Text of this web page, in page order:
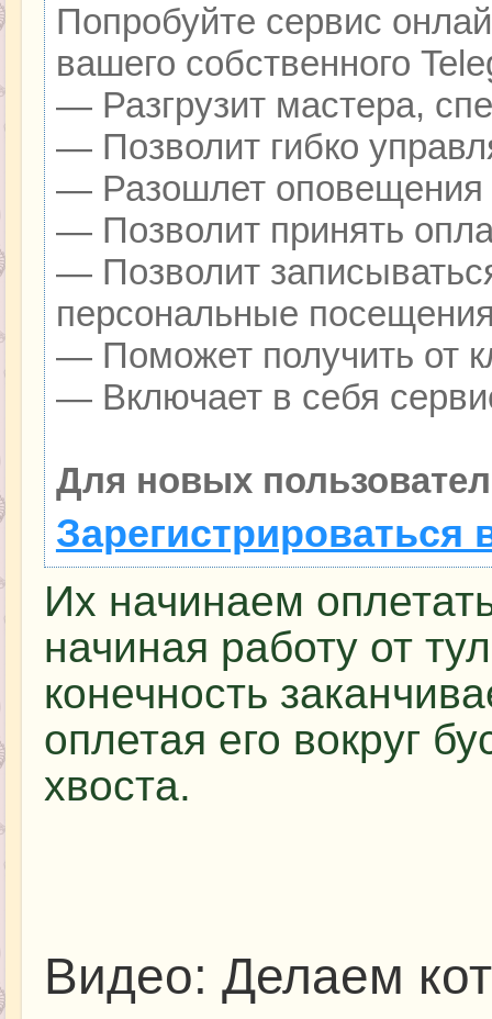
Попробуйте сервис
вашего собственного
— Разгрузит мастера,
— Позволит гибко
— Разошлет оповещения
— Позволит принять
— Позволит
персональные
— Поможет получить от
— Включает в себя
Для новых
Зарегистрироваться
Их начинаем
начиная работу от
конечность
оплетая его вокруг
хвоста.
Видео: Делаем